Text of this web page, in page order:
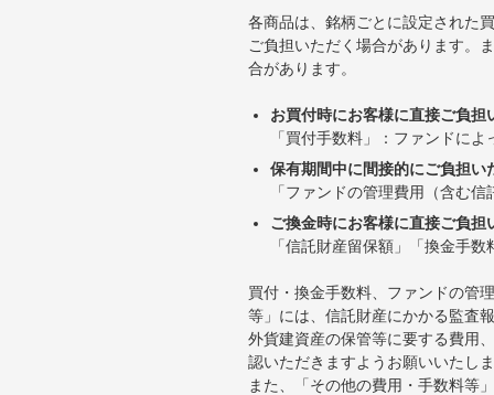
各商品は、銘柄ごとに設定された
ご負担いただく場合があります。
合があります。
お買付時にお客様に直接ご負担
「買付手数料」：ファンドに
保有期間中に間接的にご負担い
「ファンドの管理費用（含む
ご換金時にお客様に直接ご負担
「信託財産留保額」「換金手
買付・換金手数料、ファンドの管
等」には、信託財産にかかる監査
外貨建資産の保管等に要する費用
認いただきますようお願いいたし
また、「その他の費用・手数料等